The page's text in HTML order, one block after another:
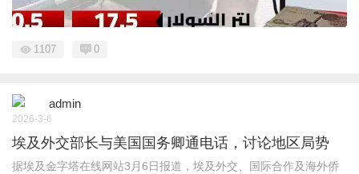
1107 0
admin
2026-3-6
埃及外交部长与美国国务卿通电话，讨论地区局势
据埃及金字塔在线网站3月6日报道，埃及外交、国际合作及海外侨